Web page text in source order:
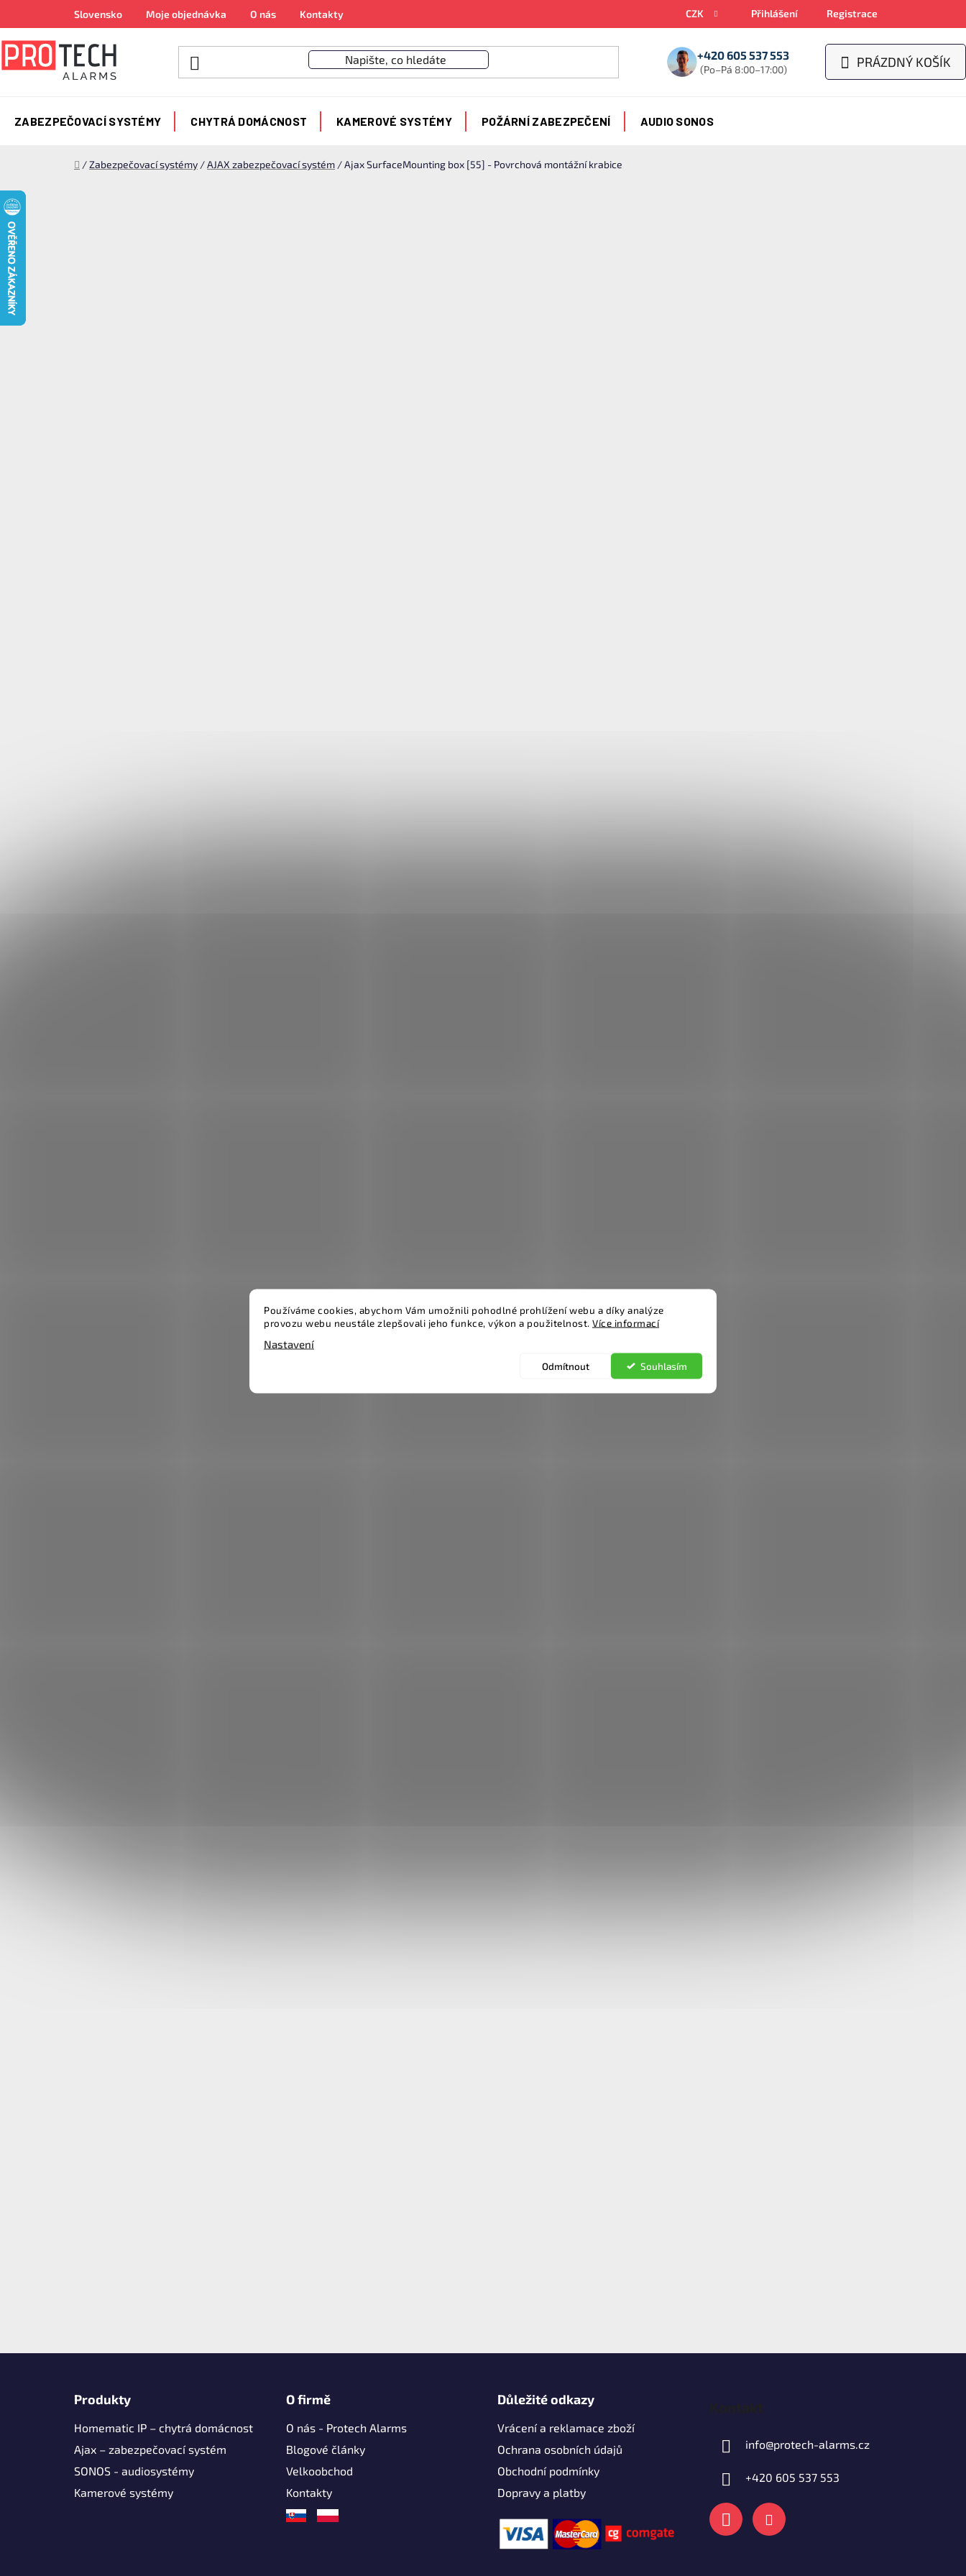
Používáme cookies, abychom Vám umožnili pohodlné prohlížení webu a díky analýze
provozu webu neustále zlepšovali jeho funkce, výkon a použitelnost. Více informací
Nastavení
Odmítnout Souhlasím
obsah
Slovensko Moje objednávka O nás Kontakty CZK Přihlášení Registrace
+420 605 537 553
(Po–Pá 8:00–17:00)
NÁKUPNÍ
PRÁZDNÝ KOŠÍK
ZABEZPEČOVACÍ SYSTÉMY CHYTRÁ DOMÁCNOST KAMEROVÉ SYSTÉMY POŽÁRNÍ ZABEZPEČENÍ AUDIO SONOS
Domů
/Zabezpečovací systémy /AJAX zabezpečovací systém /Ajax SurfaceMounting box [55] - Povrchová montážní krabice
Produkty
Homematic IP – chytrá domácnost
Ajax – zabezpečovací systém
SONOS - audiosystémy
Kamerové systémy
O firmě
O nás - Protech Alarms
Blogové články
Velkoobchod
Kontakty
Důležité odkazy
Vrácení a reklamace zboží
Ochrana osobních údajů
Obchodní podmínky
Dopravy a platby
Kontakt
info@protech-alarms.cz
+420 605 537 553